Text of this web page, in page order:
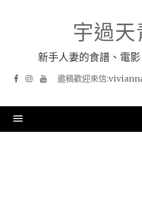
宇過天
新手人妻的食譜、電
FacebookInstagramYouTube